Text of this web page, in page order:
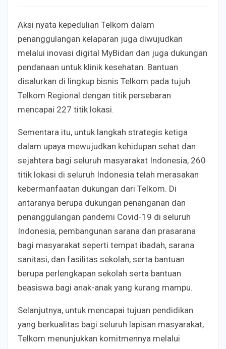
Aksi nyata kepedulian Telkom dalam
penanggulangan kelaparan juga diwujudkan
melalui inovasi digital MyBidan dan juga dukungan
pendanaan untuk klinik kesehatan. Bantuan
disalurkan di lingkup bisnis Telkom pada tujuh
Telkom Regional dengan titik persebaran
mencapai 227 titik lokasi.
Sementara itu, untuk langkah strategis ketiga
dalam upaya mewujudkan kehidupan sehat dan
sejahtera bagi seluruh masyarakat Indonesia, 260
titik lokasi di seluruh Indonesia telah merasakan
kebermanfaatan dukungan dari Telkom. Di
antaranya berupa dukungan penanganan dan
penanggulangan pandemi Covid-19 di seluruh
Indonesia, pembangunan sarana dan prasarana
bagi masyarakat seperti tempat ibadah, sarana
sanitasi, dan fasilitas sekolah, serta bantuan
berupa perlengkapan sekolah serta bantuan
beasiswa bagi anak-anak yang kurang mampu.
Selanjutnya, untuk mencapai tujuan pendidikan
yang berkualitas bagi seluruh lapisan masyarakat,
Telkom menunjukkan komitmennya melalui